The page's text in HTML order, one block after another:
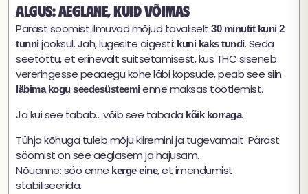
Algus: aeglane, kuid võimas
Pärast söömist ilmuvad mõjud tavaliselt 30 minutit kuni 2
tunni jooksul. Jah, lugesite õigesti: kuni kaks tundi. Seda
seetõttu, et erinevalt suitsetamisest, kus THC siseneb
vereringesse peaaegu kohe läbi kopsude, peab see siin
läbima kogu seedesüsteemi enne maksas töötlemist.
Ja kui see tabab... võib see tabada kõik korraga.
Tühja kõhuga tuleb mõju kiiremini ja tugevamalt. Pärast
söömist on see aeglasem ja hajusam.
Nõuanne: söö enne kerge eine, et imendumist
stabiliseerida.